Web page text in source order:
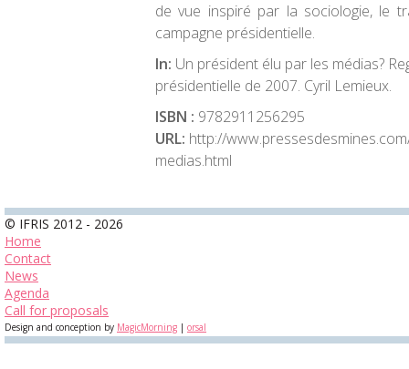
de vue inspiré par la sociologie, le
campagne présidentielle.
In: Un président élu par les médias?
présidentielle de 2007. Cyril Lemieux.
ISBN : 9782911256295
URL: http://
medias.html
© IFRIS 2012 - 2026
Home
Contact
News
Agenda
Call for proposals
Design and conception by MagicMorning | orsal